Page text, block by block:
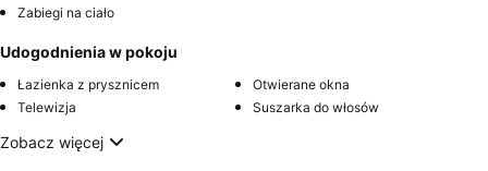
Zabiegi na ciało
Udogodnienia w pokoju
Łazienka z prysznicem
Otwierane okna
Telewizja
Suszarka do włosów
Zobacz więcej